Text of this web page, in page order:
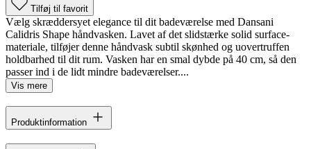
Tilføj til favorit
Vælg skræddersyet elegance til dit badeværelse med Dansani
Calidris Shape håndvasken. Lavet af det slidstærke solid surface-
materiale, tilføjer denne håndvask subtil skønhed og uovertruffen
holdbarhed til dit rum. Vasken har en smal dybde på 40 cm, så den
passer ind i de lidt mindre badeværelser....
Vis mere
Produktinformation